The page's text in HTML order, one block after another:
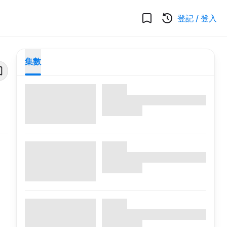
登記 / 登入
集數